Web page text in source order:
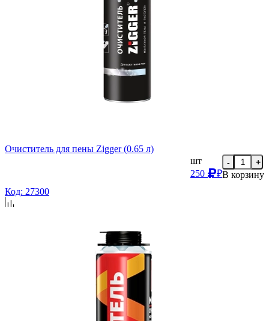
Очиститель для пены Zigger (0.65 л)
шт
250
₽
- +
В корзину
Код: 27300